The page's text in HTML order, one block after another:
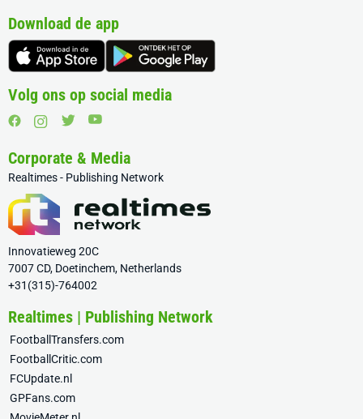
Download de app
Volg ons op social media
Corporate & Media
Realtimes - Publishing Network
Innovatieweg 20C
7007 CD, Doetinchem, Netherlands
+31(315)-764002
Realtimes | Publishing Network
FootballTransfers.com
FootballCritic.com
FCUpdate.nl
GPFans.com